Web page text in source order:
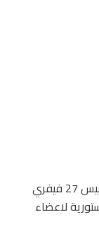
اشرف رئيس الجمهورية قيس سعيد اليوم الخميس 27 فيفري
لاعضاء